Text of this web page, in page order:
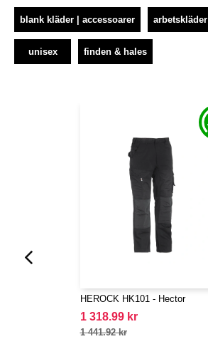
blank kläder | accessoarer arbetskläder
unisex finden & hales
HEROCK HK101 - Hector
1 318.99 kr
1 441.92 kr